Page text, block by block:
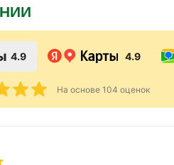
4.9 4.9
На основе 104 оценок